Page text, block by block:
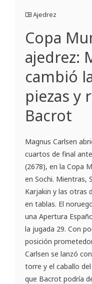
Ajedrez
Copa
ajedrez:
cambió
piezas y
Bacrot
Magnus Carlsen
cuartos de final
(2678), en la Copa
en Sochi. Mientras,
Karjakin y las otras
en tablas. El
una Apertura
la jugada 29. Con
posición
Carlsen se lanzó
torre y el caballo
que Bacrot podría